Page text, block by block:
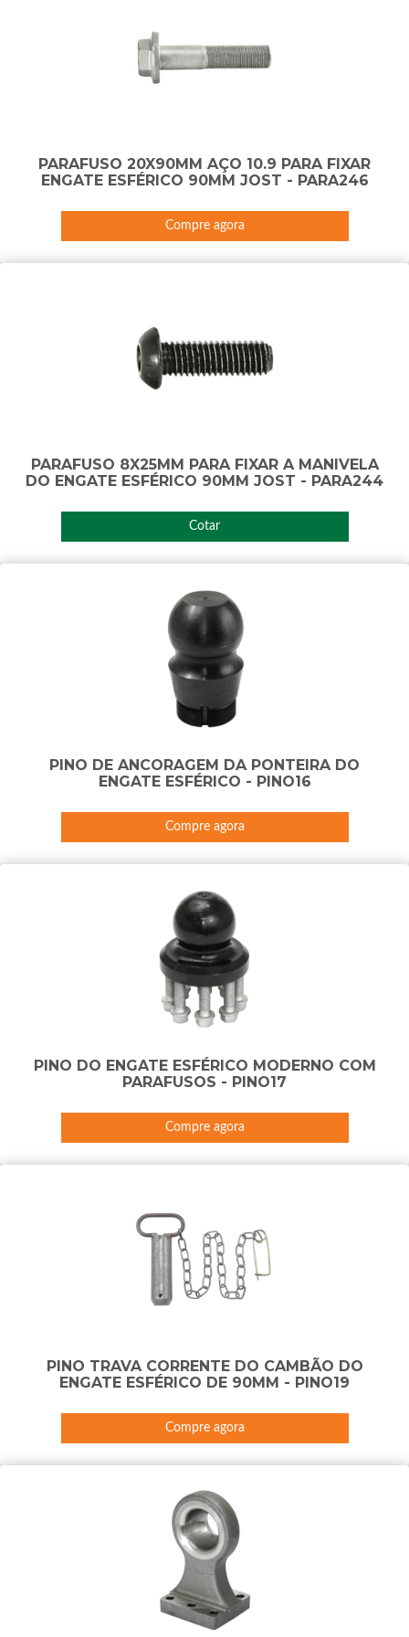
PARAFUSO 20X90MM AÇO 10.9 PARA FIXAR
ENGATE ESFÉRICO 90MM JOST - PARA246
Compre agora
PARAFUSO 8X25MM PARA FIXAR A MANIVELA
DO ENGATE ESFÉRICO 90MM JOST - PARA244
Cotar
PINO DE ANCORAGEM DA PONTEIRA DO
ENGATE ESFÉRICO - PINO16
Compre agora
PINO DO ENGATE ESFÉRICO MODERNO COM
PARAFUSOS - PINO17
Compre agora
PINO TRAVA CORRENTE DO CAMBÃO DO
ENGATE ESFÉRICO DE 90MM - PINO19
Compre agora